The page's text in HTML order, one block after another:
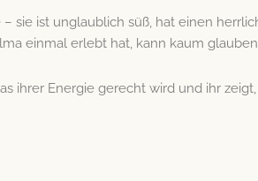
sie ist unglaublich süß, hat einen
einmal erlebt hat, kann kaum
ihrer Energie gerecht wird und ihr